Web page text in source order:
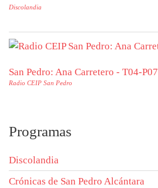
Discolandia
San Pedro: Ana Carretero - T04-P07
Radio CEIP San Pedro
Programas
Discolandia
Crónicas de San Pedro Alcántara